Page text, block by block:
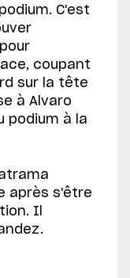
C'est
coupant
sur la tête
à Alvaro
podium à la
après s'être
Il